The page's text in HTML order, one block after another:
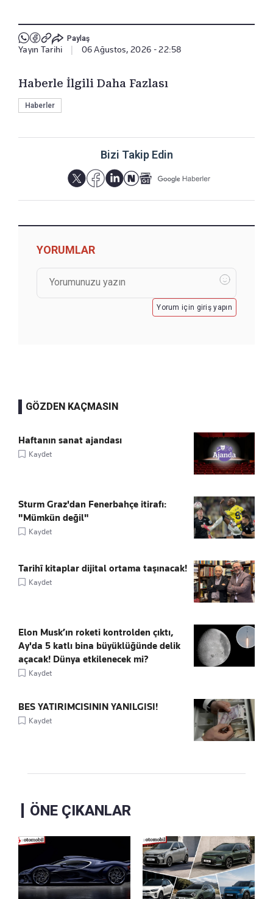
Paylaş
Yayın Tarihi | 06 Ağustos, 2026 - 22:58
Haberle İlgili Daha Fazlası
Haberler
Bizi Takip Edin
YORUMLAR
Yorum için giriş yapın
GÖZDEN KAÇMASIN
Haftanın sanat ajandası
Kaydet
Sturm Graz'dan Fenerbahçe itirafı:
"Mümkün değil"
Kaydet
Tarihî kitaplar dijital ortama taşınacak!
Kaydet
Elon Musk’ın roketi kontrolden çıktı,
Ay'da 5 katlı bina büyüklüğünde delik
açacak! Dünya etkilenecek mi?
Kaydet
BES YATIRIMCISININ YANILGISI!
Kaydet
ÖNE ÇIKANLAR